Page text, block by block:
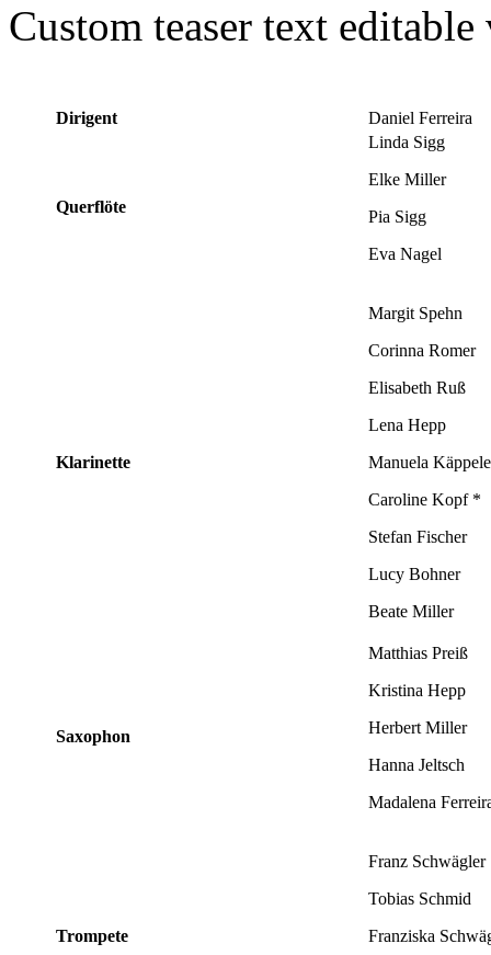
Custom teaser text
Dirigent Daniel Ferreira
Querflöte
Linda Sigg
Elke Miller
Pia Sigg
Eva Nagel
Klarinette
Margit Spehn
Corinna Romer
Elisabeth Ruß
Lena Hepp
Manuela
Caroline Kopf *
Stefan Fischer
Lucy Bohner
Beate Miller
Saxophon
Matthias Preiß
Kristina Hepp
Herbert Miller
Hanna Jeltsch
Madalena
Trompete
Franz Schwägler
Tobias Schmid
Franziska